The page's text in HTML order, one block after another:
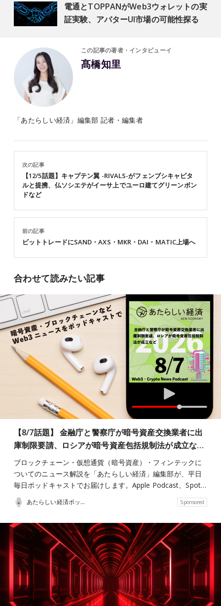
電通とTOPPANがWeb3ウォレットの実
証実験、アバターUI市場の可能性探る
この記事の著者・インタビューイ
髙橋知里
「あたらしい経済」編集部 記者・編集者
前の記事
ビットトレードにSAND・AXS・MKR・DAI・MATIC上場へ
次の記事
【12/5話題】キャプテン翼 -RIVALS-がフェンブシキャピタ
ルと提携、仏ソシエテがイーサ上でユーロ建てグリーンボン
ドなど
合わせて読みたい記事
【8/7話題】 金融庁と警察庁が暗号資産交換業者に出
庫制限要請、ロシアが暗号資産包括規制法が成立な…
ブロックチェーン・仮想通貨（暗号資産）・フィンテックに
ついてのニュース解説を「あたらしい経済」編集部が、平日
毎日ポッドキャストでお届けします。Apple Podcast、Spot…
あたらしい経済ポッドキャスト Sponsored